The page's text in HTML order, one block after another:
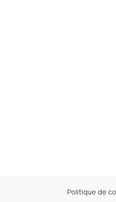
Politique de